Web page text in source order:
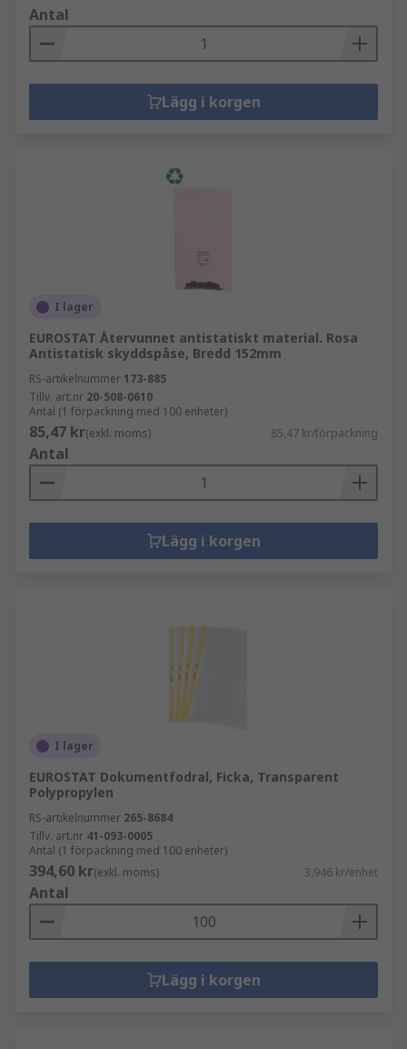
Antal
Lägg i korgen
I lager
EUROSTAT Återvunnet antistatiskt material. Rosa
Antistatisk skyddspåse, Bredd 152mm
RS-artikelnummer 173-885
Tillv. art.nr 20-508-0610
Antal (1 förpackning med 100 enheter)
85,47 kr(exkl. moms) 85,47 kr/förpackning
Antal
Lägg i korgen
I lager
EUROSTAT Dokumentfodral, Ficka, Transparent
Polypropylen
RS-artikelnummer 265-8684
Tillv. art.nr 41-093-0005
Antal (1 förpackning med 100 enheter)
394,60 kr(exkl. moms) 3,946 kr/enhet
Antal
Lägg i korgen